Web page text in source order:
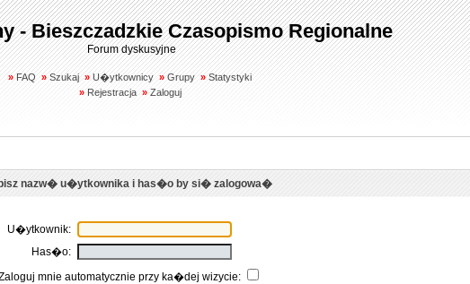
- Bieszczadzkie Czasopismo Regionalne
Forum dyskusyjne
» FAQ » Szukaj » U�ytkownicy » Grupy » Statystyki
» Rejestracja » Zaloguj
nazw� u�ytkownika i has�o by si� zalogowa�
U�ytkownik:
Has�o:
mnie automatycznie przy ka�dej wizycie: